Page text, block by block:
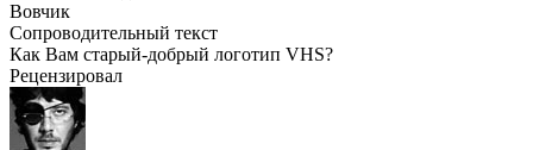
Вовчик
Сопроводительный текст
Как Вам старый-добрый логотип VHS?
Рецензировал